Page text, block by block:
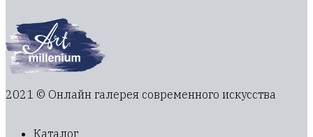
2021 © Онлайн галерея современного искусства
Каталог